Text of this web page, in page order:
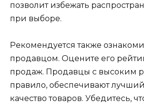
позволит избежать
при выборе.
Рекомендуется также
продавцом. Оцените его
продаж. Продавцы с высоким
правило, обеспечивают
качество товаров. Убедитесь,